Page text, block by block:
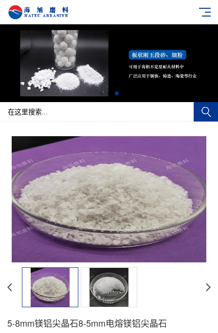
5-8mm镁铝尖晶石8-5mm电熔镁铝尖晶石